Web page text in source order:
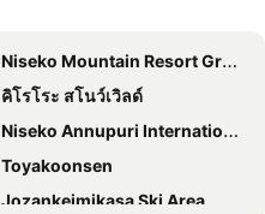
Annupuri Mountain View Lodge
Niseko Park Hotel
Three M
Hotel Resort Inn Niseko
Chalet Ivy Hirafu
Niseko Mountain Resort Gran Hirafu Ski
คิโรโระ สโนว์เวิลด์
Niseko Annupuri International Ski Area
Toyakoonsen
Jozankeimikasa Ski Area